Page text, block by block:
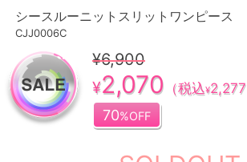
シースルーニットスリットワンピース
CJJ0006C
¥6,900
¥2,070 （税込¥2,277
70%OFF